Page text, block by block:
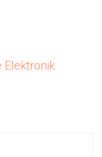
Elektronik